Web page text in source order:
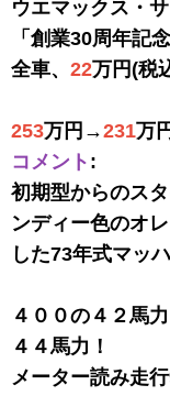
ウエマックス・
「創業30周年記
全車、 22万円(税
253万円→231万
コメント :
初期型からのス
ンディー色のオ
した73年式マッハ
４００の４２馬
４４馬力！
メーター読み走